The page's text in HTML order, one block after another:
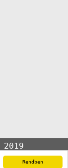
Rendben
2019